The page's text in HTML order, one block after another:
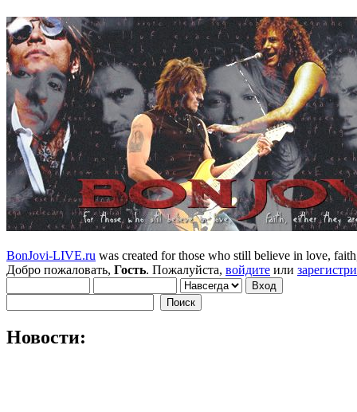
BonJovi-LIVE.ru was created for those who still believe in love,
Добро пожаловать, Гость. Пожалуйста, войдите или
Новости: